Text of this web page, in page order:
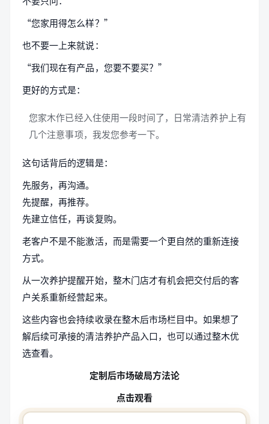
“您家用得怎么样？”
也不要一上来就说：
“我们现在有产品，您要不要买？”
更好的方式是：
您家木作已经入住使用一段时间了，日常清洁养护上有
几个注意事项，我发您参考一下。
这句话背后的逻辑是：
先服务，再沟通。
先提醒，再推荐。
先建立信任，再谈复购。
老客户不是不能激活，而是需要一个更自然的重新连接
方式。
从一次养护提醒开始，整木门店才有机会把交付后的客
户关系重新经营起来。
这些内容也会持续收录在整木后市场栏目中。如果想了
解后续可承接的清洁养护产品入口，也可以通过整木优
选查看。
定制后市场破局方法论
点击观看